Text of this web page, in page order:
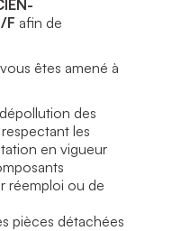
F afin de
êtes amené à
des
les
en vigueur
réemploi ou de
pièces détachées